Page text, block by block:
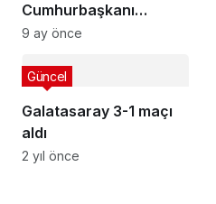
Cumhurbaşkanı
Aliyev’den Türkiye’ye
9 ay önce
Galatasaray 3-1 maçı
aldı
Güncel
2 yıl önce